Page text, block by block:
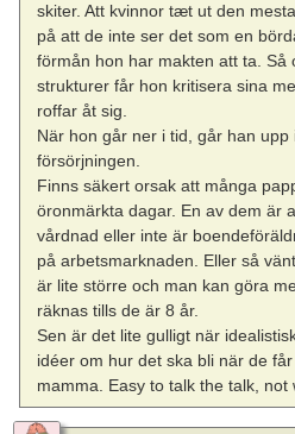
skiter. Att kvinnor tæt ut den
på att de inte ser det som en
förmån hon har makten att ta. Så
strukturer får hon kritisera sina
roffar åt sig.
När hon går ner i tid, går han
försörjningen.
Finns säkert orsak att många
öronmärkta dagar. En av dem är
vårdnad eller inte är
på arbetsmarknaden. Eller så
är lite större och man kan göra
räknas tills de är 8 år.
Sen är det lite gulligt när
idéer om hur det ska bli när de
mamma. Easy to talk the talk, not